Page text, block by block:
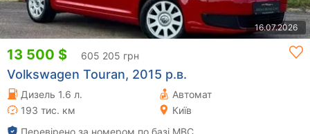
16.07.2026
13 500 $ 605 205 грн
Volkswagen Touran, 2015 р.в.
Дизель 1.6 л.
Автомат
193 тис. км
Київ
Перевірено за номером по базі МВС